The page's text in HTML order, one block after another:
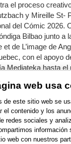
el proceso
y Mireille St-
del Cómic 2026.
Bilbao junto a
de L’image de
con el apoyo
Mediateka hasta el
web usa
de este sitio web se
el contenido y los
redes sociales y
información
web con nuestros